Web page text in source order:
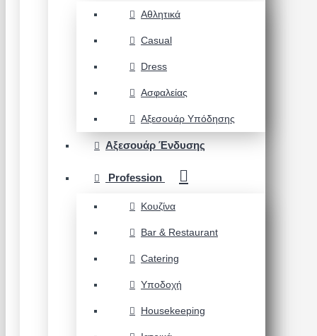
Αθλητικά
Casual
Dress
Ασφαλείας
Αξεσουάρ Υπόδησης
Αξεσουάρ Ένδυσης
Profession
Κουζίνα
Bar & Restaurant
Catering
Υποδοχή
Housekeeping